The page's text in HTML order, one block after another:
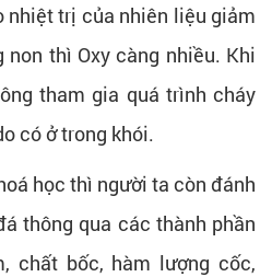
nhiệt trị của nhiên liệu giảm
thì Oxy càng nhiều. Khi
tham gia quá trình cháy
có ở trong khói.
học thì người ta còn đánh
thông qua các thành phần
chất bốc, hàm lượng cốc,